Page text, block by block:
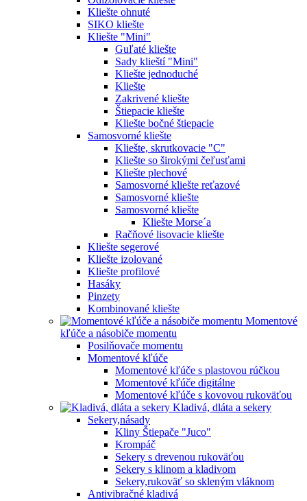
Kliešte ohnuté
SIKO kliešte
Kliešte "Mini"
Guľaté kliešte
Sady klieští "Mini"
Kliešte jednoduché
Kliešte
Zakrivené kliešte
Štiepacie kliešte
Kliešte bočné štiepacie
Samosvorné kliešte
Kliešte, skrutkovacie "C"
Kliešte so širokými čeľusťami
Kliešte plechové
Samosvorné kliešte reťazové
Samosvorné kliešte
Samosvorné kliešte
Kliešte Morse´a
Račňové lisovacie kliešte
Kliešte segerové
Kliešte izolované
Kliešte profilové
Hasáky
Pinzety
Kombinované kliešte
Momentové
kľúče a násobiče momentu
Posilňovače momentu
Momentové kľúče
Momentové kľúče s plastovou rúčkou
Momentové kľúče digitálne
Momentové kľúče s kovovou rukoväťou
Kladivá, dláta a sekery
Sekery,násady
Kliny Štiepače "Juco"
Krompáč
Sekery s drevenou rukoväťou
Sekery s klinom a kladivom
Sekery,rukoväť so skleným vláknom
Antivibračné kladivá